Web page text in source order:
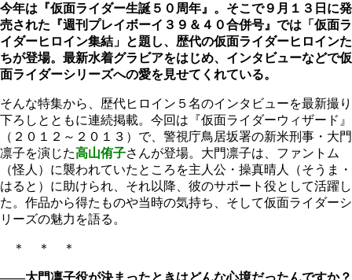
今年は『仮面ライダー生誕５０周年』。そこで９月１３日に発
売された『週刊プレイボーイ３９＆４０合併号』では「仮面ラ
イダーヒロイン集結」と題し、歴代の仮面ライダーヒロインた
ちが登場。最新水着グラビアをはじめ、インタビューなどで仮
面ライダーシリーズへの愛を見せてくれている。
そんな特集から、歴代ヒロイン５名のインタビューを最新撮り
下ろしとともに連続掲載。今回は『仮面ライダーウィザード』
（２０１２～２０１３）で、警視庁鳥居坂署の新米刑事・大門
凛子を演じた高山侑子さんが登場。大門凛子は、ファントム
（怪人）に襲われていたところを主人公・操真晴人（そうま・
はると）に助けられ、それ以降、彼のサポート役として活躍し
た。作品から得たものや当時の気持ち、そして仮面ライダーシ
リーズの魅力を語る。
＊ ＊ ＊
――大門凛子役が決まったときはどんな心境だったんですか？